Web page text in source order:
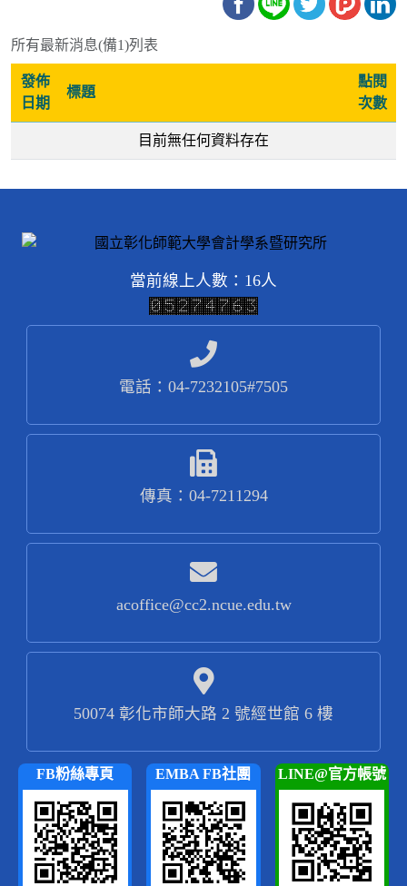
所有最新消息(備1)列表
發佈
日期
標題
點閱
次數
目前無任何資料存在
當前線上人數：16人
電話：04-7232105#7505
傳真：04-7211294
acoffice@cc2.ncue.edu.tw
50074 彰化市師大路 2 號經世館 6 樓
FB粉絲專頁 EMBA FB社團 LINE@官方帳號